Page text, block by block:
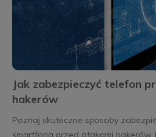
Jak zabezpieczyć telefon
hakerów
Poznaj skuteczne sposoby
smartfona przed atakami hakerów.